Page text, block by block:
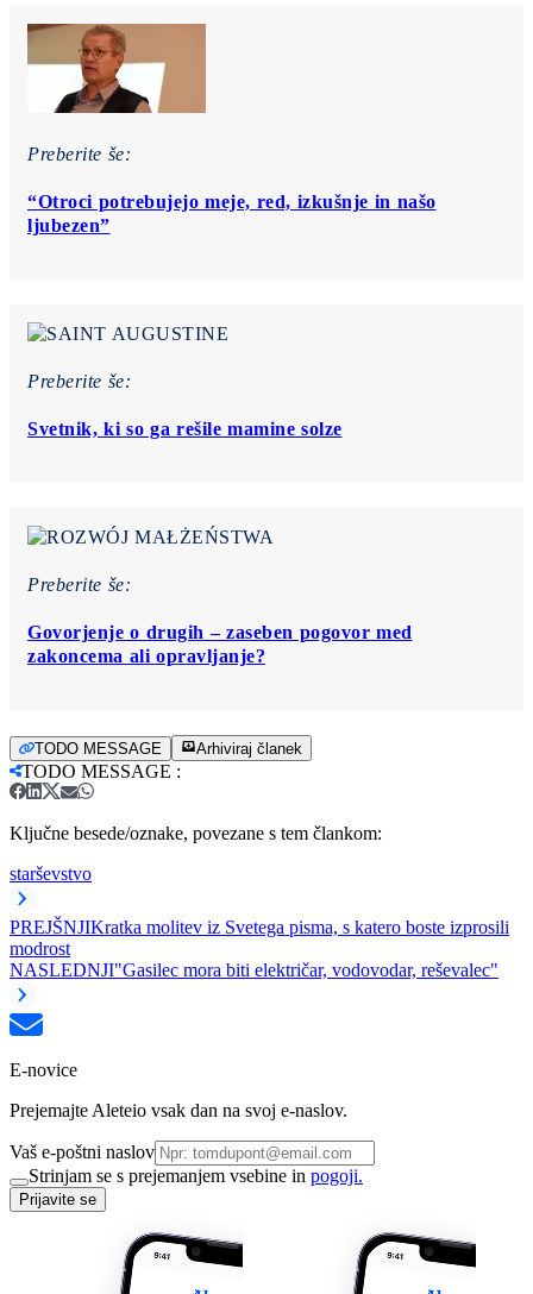
Preberite še:
“Otroci potrebujejo meje, red, izkušnje in našo
ljubezen”
Preberite še:
Svetnik, ki so ga rešile mamine solze
Preberite še:
Govorjenje o drugih – zaseben pogovor med
zakoncema ali opravljanje?
TODO MESSAGE Arhiviraj članek
TODO MESSAGE :
Ključne besede/oznake, povezane s tem člankom:
starševstvo
PREJŠNJIKratka molitev iz Svetega pisma, s katero boste izprosili
modrost
NASLEDNJI"Gasilec mora biti električar, vodovodar, reševalec"
E-novice
Prejemajte Aleteio vsak dan na svoj e-naslov.
Vaš e-poštni naslov
Strinjam se s prejemanjem vsebine in pogoji.
Prijavite se